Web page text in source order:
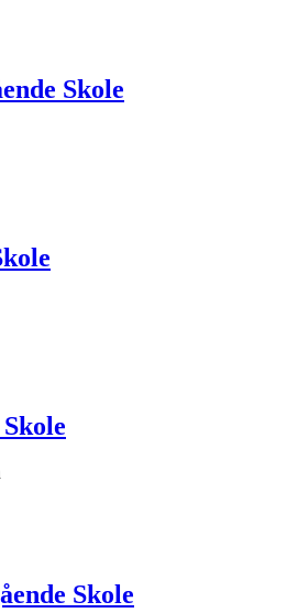
Skole
Skole